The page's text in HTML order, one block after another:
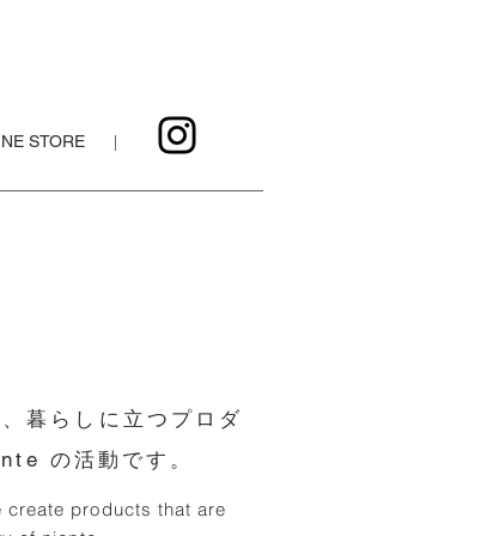
STORE
暮らしに立つプロダ
の活動です。
create products that are